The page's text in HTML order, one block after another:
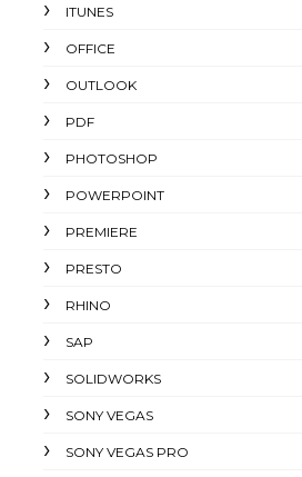
ITUNES
OFFICE
OUTLOOK
PDF
PHOTOSHOP
POWERPOINT
PREMIERE
PRESTO
RHINO
SAP
SOLIDWORKS
SONY VEGAS
SONY VEGAS PRO